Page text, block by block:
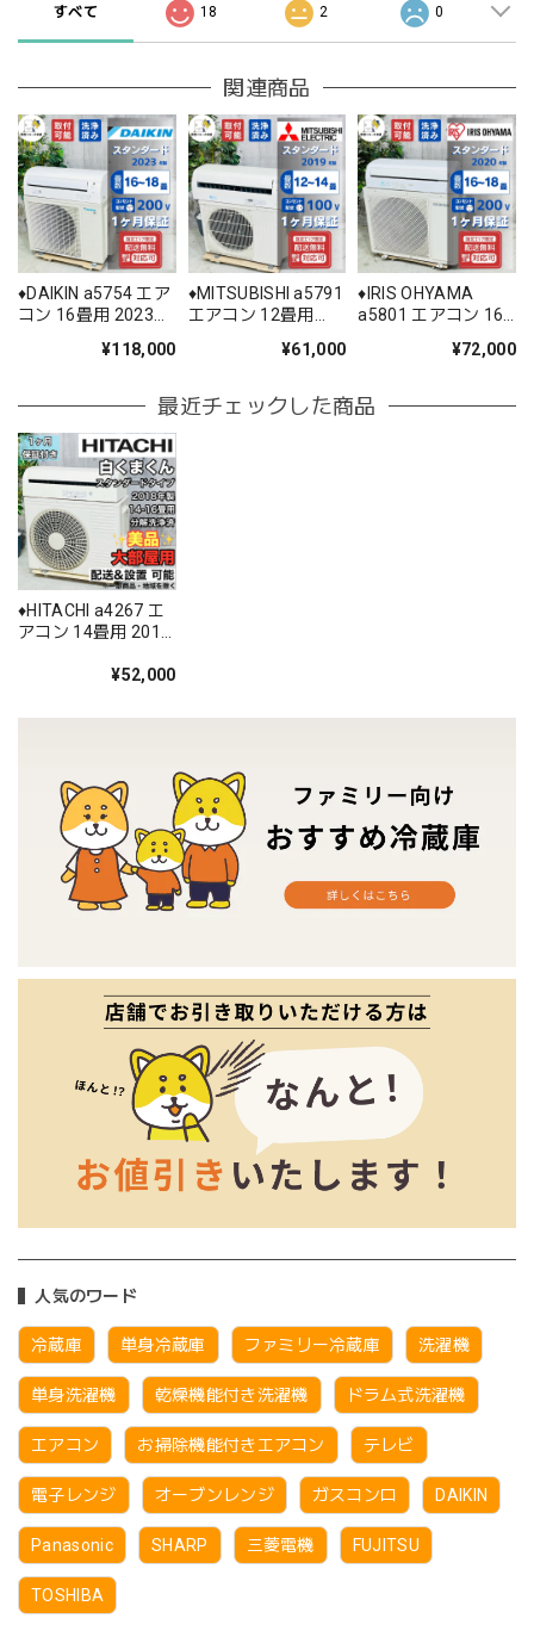
人気のワード
冷蔵庫 単身冷蔵庫 ファミリー冷蔵庫 洗濯機
単身洗濯機 乾燥機能付き洗濯機 ドラム式洗濯機
エアコン お掃除機能付きエアコン テレビ
電子レンジ オーブンレンジ ガスコンロ DAIKIN
Panasonic SHARP 三菱電機 FUJITSU
TOSHIBA
すべて 18 2 0
関連商品
♦️DAIKIN a5754 エア
コン 16畳用 2023年
¥118,000
♦️MITSUBISHI a5791
エアコン 12畳用
¥61,000
♦️IRIS OHYAMA
a5801 エアコン 16
¥72,000
最近チェックした商品
♦️HITACHI a4267 エ
アコン 14畳用 2018
¥52,000